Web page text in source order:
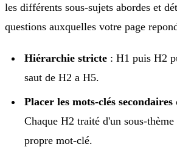
les différents sous-sujets abordes et
questions auxquelles votre page
Hiérarchie stricte : H1 puis H2
saut de H2 a H5.
Placer les mots-clés secondaires
Chaque H2 traité d'un sous-
propre mot-clé.